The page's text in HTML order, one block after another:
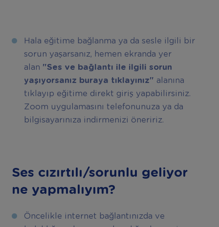
Hala eğitime bağlanma ya da sesle ilgili bir
sorun yaşarsanız, hemen ekranda yer
alan "Ses ve bağlantı ile ilgili sorun
yaşıyorsanız buraya tıklayınız" alanına
tıklayıp eğitime direkt giriş yapabilirsiniz.
Zoom uygulamasını telefonunuza ya da
bilgisayarınıza indirmenizi öneririz.
Ses cızırtılı/sorunlu geliyor
ne yapmalıyım?
Öncelikle internet bağlantınızda ve